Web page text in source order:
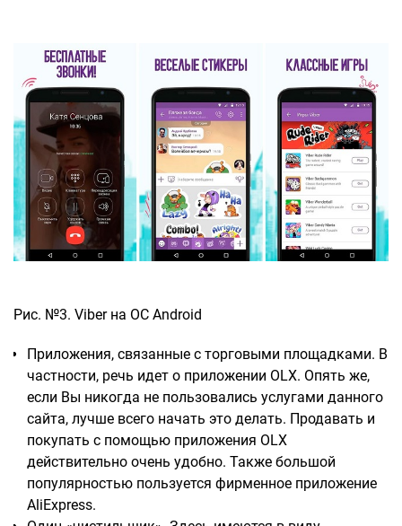
Рис. №3. Viber на ОС Android
Приложения, связанные с торговыми площадками. В
частности, речь идет о приложении OLX. Опять же,
если Вы никогда не пользовались услугами данного
сайта, лучше всего начать это делать. Продавать и
покупать с помощью приложения OLX
действительно очень удобно. Также большой
популярностью пользуется фирменное приложение
AliExpress.